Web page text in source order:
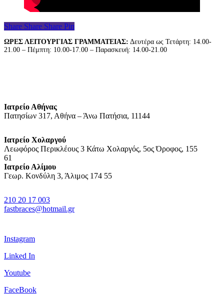
Share Share Share Pin
ΩΡΕΣ ΛΕΙΤΟΥΡΓΙΑΣ ΓΡΑΜΜΑΤΕΙΑΣ: Δευτέρα ως Τετάρτη: 14.00-
21.00 – Πέμπτη: 10.00-17.00 – Παρασκευή: 14.00-21.00
Ιατρείο Αθήνας
Πατησίων 317, Αθήνα – Άνω Πατήσια, 11144
Ιατρείο Χολαργού
Λεωφόρος Περικλέους 3 Κάτω Χολαργός, 5ος Όροφος, 155
61
Ιατρείο Αλίμου
Γεωρ. Κονδύλη 3, Άλιμος 174 55
210 20 17 003
fastbraces@hotmail.gr
Instagram
Linked In
Youtube
FaceBook